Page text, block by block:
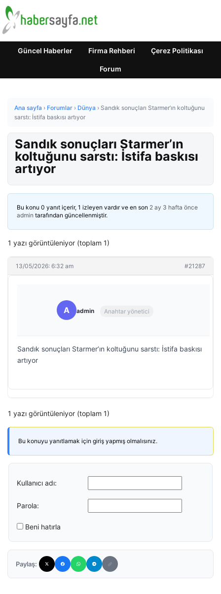
Güncel Haberler Firma Rehberi Çerez Politikası
Forum
Ana sayfa › Forumlar › Dünya › Sandık sonuçları Starmer’ın koltuğunu
sarstı: İstifa baskısı artıyor
Sandık sonuçları Starmer’ın
koltuğunu sarstı: İstifa baskısı
artıyor
Bu konu 0 yanıt içerir, 1 izleyen vardır ve en son 2 ay 3 hafta önce
admin tarafından güncellenmiştir.
1 yazı görüntüleniyor (toplam 1)
13/05/2026: 6:32 am #21287
A admin Anahtar yönetici
Sandık sonuçları Starmer’ın koltuğunu sarstı: İstifa baskısı
artıyor
1 yazı görüntüleniyor (toplam 1)
Bu konuyu yanıtlamak için giriş yapmış olmalısınız.
Kullanıcı adı:
Parola:
Beni hatırla
Paylaş: